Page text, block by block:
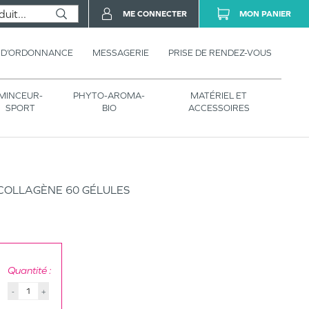
MESSAGERIE PRISE DE RENDEZ-VOUS
SPORT
PHYTO-AROMA-
BIO
MATÉRIEL ET
ACCESSOIRES
ME CONNECTER MON PANIER
60 GÉLULES
Quantité :
- +